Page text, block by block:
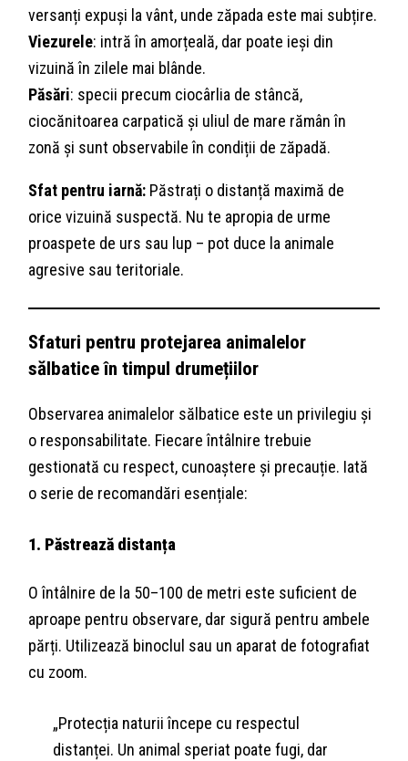
versanți expuși la vânt, unde zăpada este mai subțire.
Viezurele: intră în amorțeală, dar poate ieși din
vizuină în zilele mai blânde.
Păsări: specii precum ciocârlia de stâncă,
ciocănitoarea carpatică și uliul de mare rămân în
zonă și sunt observabile în condiții de zăpadă.
Sfat pentru iarnă: Păstrați o distanță maximă de
orice vizuină suspectă. Nu te apropia de urme
proaspete de urs sau lup – pot duce la animale
agresive sau teritoriale.
Sfaturi pentru protejarea animalelor
sălbatice în timpul drumețiilor
Observarea animalelor sălbatice este un privilegiu și
o responsabilitate. Fiecare întâlnire trebuie
gestionată cu respect, cunoaștere și precauție. Iată
o serie de recomandări esențiale:
1. Păstrează distanța
O întâlnire de la 50–100 de metri este suficient de
aproape pentru observare, dar sigură pentru ambele
părți. Utilizează binoclul sau un aparat de fotografiat
cu zoom.
„Protecția naturii începe cu respectul
distanței. Un animal speriat poate fugi, dar